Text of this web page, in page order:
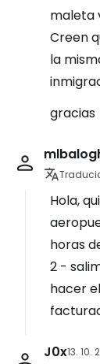
maleta
Creen
la
gracias
Hola,
horas
2 -
hacer
J0x13. 10.